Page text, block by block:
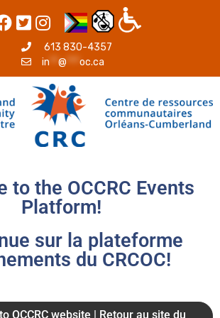
613 830-4357
in ** @***oc.ca
to the OCCRC Events
Platform!
sur la plateforme
du CRCOC!
OCCRC website | Retour au site du